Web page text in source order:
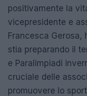
positivamente la
vicepresidente e
Francesca Gerosa,
stia preparando il
e Paralimpiadi
cruciale delle
promuovere lo